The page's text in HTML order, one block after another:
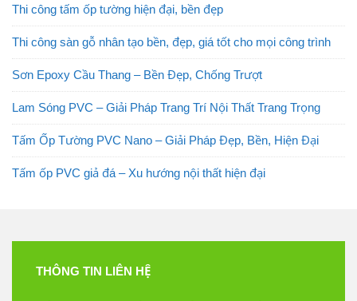
Thi công tấm ốp tường hiện đại, bền đẹp
Thi công sàn gỗ nhân tạo bền, đẹp, giá tốt cho mọi công trình
Sơn Epoxy Cầu Thang – Bền Đẹp, Chống Trượt
Lam Sóng PVC – Giải Pháp Trang Trí Nội Thất Trang Trọng
Tấm Ốp Tường PVC Nano – Giải Pháp Đẹp, Bền, Hiện Đại
Tấm ốp PVC giả đá – Xu hướng nội thất hiện đại
THÔNG TIN LIÊN HỆ